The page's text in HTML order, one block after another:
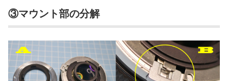
③マウント部の分解